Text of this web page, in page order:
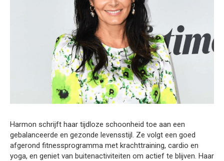
Harmon schrijft haar tijdloze schoonheid toe aan een
gebalanceerde en gezonde levensstijl. Ze volgt een goed
afgerond fitnessprogramma met krachttraining, cardio en
yoga, en geniet van buitenactiviteiten om actief te blijven. Haar